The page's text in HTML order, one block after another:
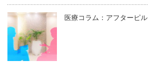
医療コラム：アフターピル